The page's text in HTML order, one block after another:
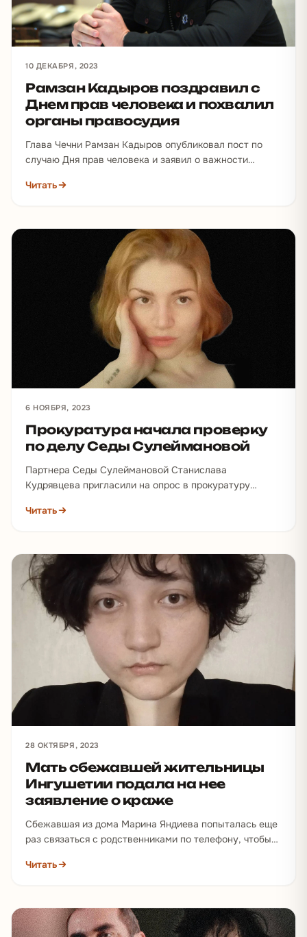
10 ДЕКАБРЯ, 2023
Рамзан Кадыров поздравил с
Днем прав человека и похвалил
органы правосудия
Глава Чечни Рамзан Кадыров опубликовал пост по
случаю Дня прав человека и заявил о важности
Читать
6 НОЯБРЯ, 2023
Прокуратура начала проверку
по делу Седы Сулеймановой
Партнера Седы Сулеймановой Станислава
Кудрявцева пригласили на опрос в прокуратуру
подробные объяснения, предоставив сотрудникам
Читать
28 ОКТЯБРЯ, 2023
Мать сбежавшей жительницы
Ингушетии подала на нее
заявление о краже
Сбежавшая из дома Марина Яндиева попыталась еще
раз связаться с родственниками по телефону, чтобы
угрожает убийством…
Читать